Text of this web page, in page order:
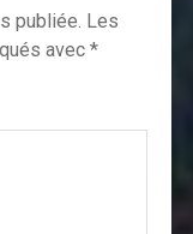
publiée. Les
avec *